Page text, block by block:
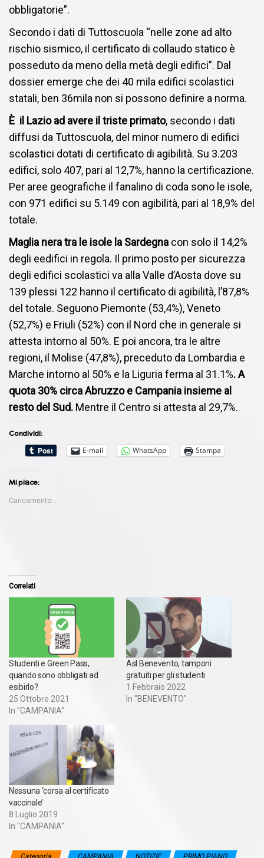
obbligatorie”.
Secondo i dati di Tuttoscuola “nelle zone ad alto
rischio sismico, il certificato di collaudo statico è
posseduto da meno della metà degli edifici”. Dal
dossier emerge che dei 40 mila edifici scolastici
statali, ben 36mila non si possono definire a norma.
È il Lazio ad avere il triste primato, secondo i dati
diffusi da Tuttoscuola, del minor numero di edifici
scolastici dotati di certificato di agibilità. Su 3.203
edifici, solo 407, pari al 12,7%, hanno la certificazione.
Per aree geografiche il fanalino di coda sono le isole,
con 971 edifici su 5.149 con agibilità, pari al 18,9% del
totale.
Maglia nera tra le isole la Sardegna con solo il 14,2%
degli eedifici in regola. Il primo posto per sicurezza
degli edifici scolastici va alla Valle d’Aosta dove su
139 plessi 122 hanno il certificato di agibilità, l’87,8%
del totale. Seguono Piemonte (53,4%), Veneto
(52,7%) e Friuli (52%) con il Nord che in generale si
attesta intorno al 50%. E poi ancora, tra le altre
regioni, il Molise (47,8%), preceduto da Lombardia e
Marche intorno al 50% e la Liguria ferma al 31.1%. A
quota 30% circa Abruzzo e Campania insieme al
resto del Sud. Mentre il Centro si attesta al 29,7%.
Condividi:
E-mail
WhatsApp Stampa
Mi piace:
Caricamento...
Correlati
Studenti e Green Pass,
quando sono obbligati ad
esibirlo?
25 Ottobre 2021
In "CAMPANIA"
Asl Benevento, tamponi
gratuiti per gli studenti
1 Febbraio 2022
In "BENEVENTO"
Nessuna ‘corsa al certificato
vaccinale’
8 Luglio 2019
In "CAMPANIA"